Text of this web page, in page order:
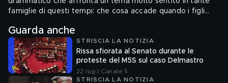
famiglie di questi tempi: che cosa accade quando i figli
pasquale? E poi: perché i ragazzi non possono mangiare la
colomba come gli altri adulti?
Guarda anche
STRISCIA LA NOTIZIA
Rissa sfiorata al Senato durante le
proteste del M5S sul caso Delmastro
22 lug | Canale 5
STRISCIA LA NOTIZIA